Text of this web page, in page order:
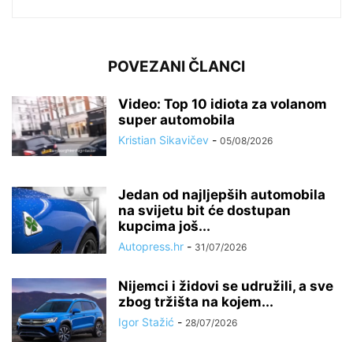
POVEZANI ČLANCI
Video: Top 10 idiota za volanom
super automobila
Kristian Sikavičev - 05/08/2026
Jedan od najljepših automobila
na svijetu bit će dostupan
kupcima još...
Autopress.hr - 31/07/2026
Nijemci i židovi se udružili, a sve
zbog tržišta na kojem...
Igor Stažić - 28/07/2026